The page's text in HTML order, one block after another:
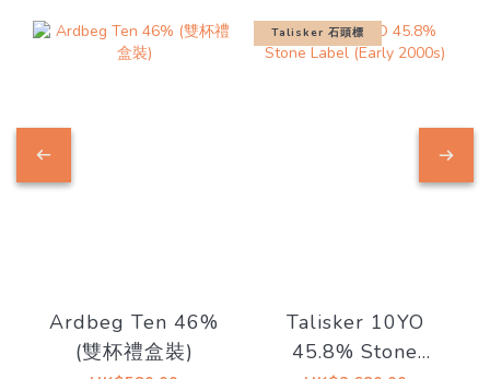
Ardbeg Ten 46%
(雙杯禮盒裝)
Talisker 石頭標
Talisker 10YO
45.8% Stone